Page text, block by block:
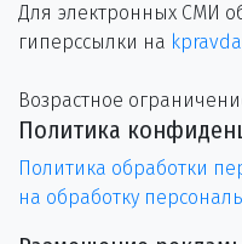
Для электронных СМИ
гиперссылки на
Возрастное
Политика
Политика обработки
на обработку